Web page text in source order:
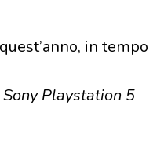
in
Sony Playstation 5